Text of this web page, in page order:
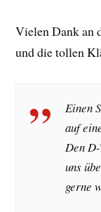
Vielen Dank an
und die tollen
Einen
auf
Den
uns
gerne